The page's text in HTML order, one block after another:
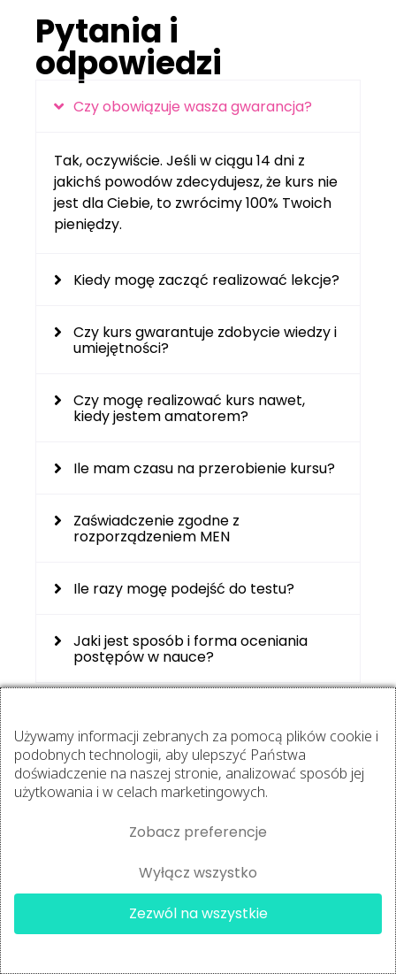
Pytania i
odpowiedzi
Czy obowiązuje wasza gwarancja?
Tak, oczywiście. Jeśli w ciągu 14 dni z
jakichś powodów zdecydujesz, że kurs nie
jest dla Ciebie, to zwrócimy 100% Twoich
pieniędzy.
Kiedy mogę zacząć realizować lekcje?
Czy kurs gwarantuje zdobycie wiedzy i
umiejętności?
Czy mogę realizować kurs nawet,
kiedy jestem amatorem?
Ile mam czasu na przerobienie kursu?
Zaświadczenie zgodne z
rozporządzeniem MEN
Ile razy mogę podejść do testu?
Jaki jest sposób i forma oceniania
postępów w nauce?
Chcesz potwierdzić
swoje umiejętności
certyfikatem?
W Centrum Certyfikacyjnym możesz
certyfikat z unikalnym numerem,
weryfikowalny przez pracodawców i
klientów.
kupiła
Używamy informacji zebranych za pomocą plików cookie i
podobnych technologii, aby ulepszyć Państwa
doświadczenie na naszej stronie, analizować sposób jej
użytkowania i w celach marketingowych.
Zobacz preferencje
Wyłącz wszystko
Zezwól na wszystkie